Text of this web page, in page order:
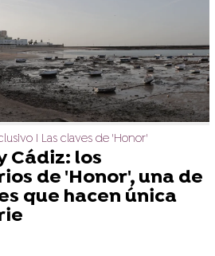
I Las claves de 'Honor'
Cádiz: los
de 'Honor', una de
que hacen única